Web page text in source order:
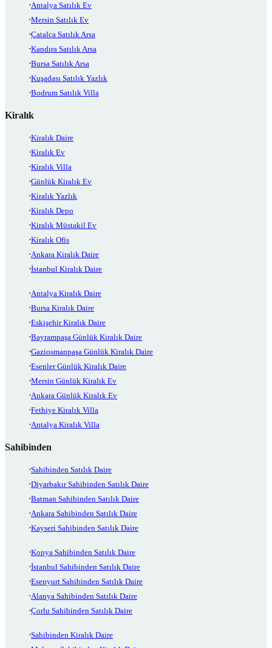
Antalya Satılık Ev
Mersin Satılık Ev
Çatalca Satılık Arsa
Kandıra Satılık Arsa
Bursa Satılık Arsa
Kuşadası Satılık Yazlık
Bodrum Satılık Villa
Kiralık
Kiralık Daire
Kiralık Ev
Kiralık Villa
Günlük Kiralık Ev
Kiralık Yazlık
Kiralık Depo
Kiralık Müstakil Ev
Kiralık Ofis
Ankara Kiralık Daire
İstanbul Kiralık Daire
Antalya Kiralık Daire
Bursa Kiralık Daire
Eskişehir Kiralık Daire
Bayrampaşa Günlük Kiralık Daire
Gaziosmanpaşa Günlük Kiralık Daire
Esenler Günlük Kiralık Daire
Mersin Günlük Kiralık Ev
Ankara Günlük Kiralık Ev
Fethiye Kiralık Villa
Antalya Kiralık Villa
Sahibinden
Sahibinden Satılık Daire
Diyarbakır Sahibinden Satılık Daire
Batman Sahibinden Satılık Daire
Ankara Sahibinden Satılık Daire
Kayseri Sahibinden Satılık Daire
Konya Sahibinden Satılık Daire
İstanbul Sahibinden Satılık Daire
Esenyurt Sahibinden Satılık Daire
Alanya Sahibinden Satılık Daire
Çorlu Sahibinden Satılık Daire
Sahibinden Kiralık Daire